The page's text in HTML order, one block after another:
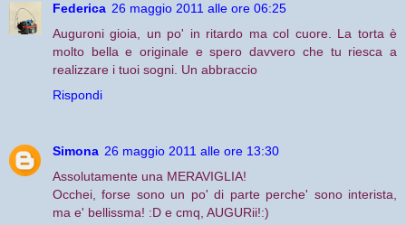
Federica 26 maggio 2011 alle ore 06:25
Auguroni gioia, un po' in ritardo ma col cuore. La torta è
molto bella e originale e spero davvero che tu riesca a
realizzare i tuoi sogni. Un abbraccio
Rispondi
Simona 26 maggio 2011 alle ore 13:30
Assolutamente una MERAVIGLIA!
Occhei, forse sono un po' di parte perche' sono interista,
ma e' bellissma! :D e cmq, AUGURii!:)